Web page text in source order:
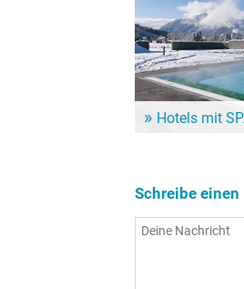
Hotels mit
Schreibe